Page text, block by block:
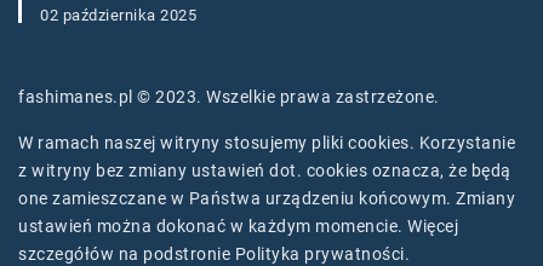
02 października 2025
fashimanes.pl © 2023. Wszelkie prawa zastrzeżone.
W ramach naszej witryny stosujemy pliki cookies. Korzystanie
z witryny bez zmiany ustawień dot. cookies oznacza, że będą
one zamieszczane w Państwa urządzeniu końcowym. Zmiany
ustawień można dokonać w każdym momencie. Więcej
szczegółów na podstronie Polityka prywatności.